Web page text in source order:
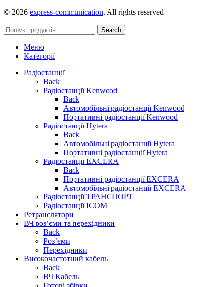
© 2026 express-communication. All rights reserved
Search
Меню
Категорії
Радіостанції
Back
Радіостанції Kenwood
Back
Автомобільні радіостанції Kenwood
Портативні радіостанції Kenwood
Радіостанції Hytera
Back
Автомобільні радіостанції Hytera
Портативні радіостанції Hytera
Радіостанції EXCERA
Back
Портативні радіостанції EXCERA
Автомобільні радіостанції EXCERA
Радіостанції ТРАНСПОРТ
Радіостанції ICOM
Ретранслятори
ВЧ роз’єми та перехідники
Back
Роз’єми
Перехідники
Високочастотний кабель
Back
ВЧ Кабель
Готові збірки